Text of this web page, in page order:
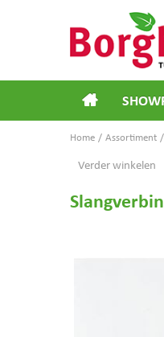
Home Assortiment
Verder winkelen